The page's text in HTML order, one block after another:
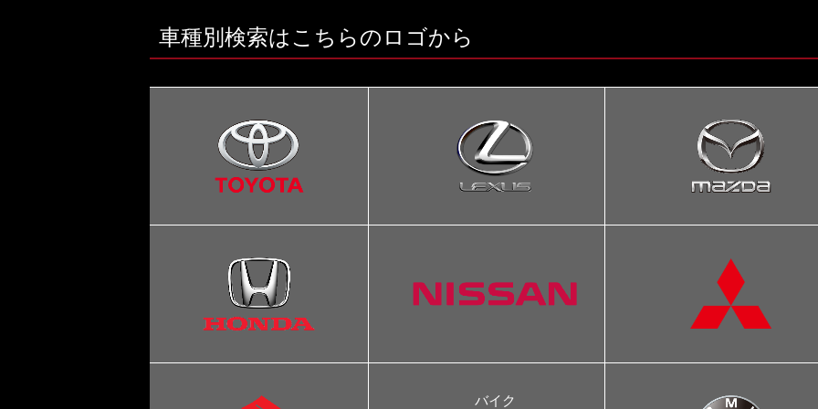
車種別検索はこちらのロゴから
バイク